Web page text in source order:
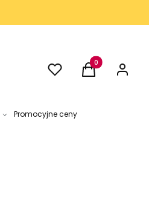
UlubioneProdukty w
Koszyk Zaloguj
Promocyjne ceny